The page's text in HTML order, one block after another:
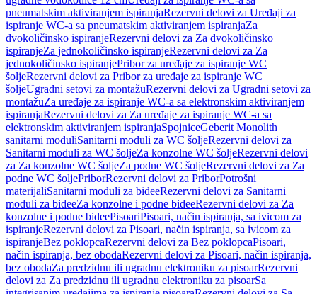
pneumatskim aktiviranjem ispiranjaRezervni delovi za Uređaji za
ispiranje WC-a sa pneumatskim aktiviranjem ispiranjaZa
dvokoličinsko ispiranjeRezervni delovi za Za dvokoličinsko
ispiranjeZa jednokoličinsko ispiranjeRezervni delovi za Za
jednokoličinsko ispiranjePribor za uređaje za ispiranje WC
šoljeRezervni delovi za Pribor za uređaje za ispiranje WC
šoljeUgradni setovi za montažuRezervni delovi za Ugradni setovi za
montažuZa uređaje za ispiranje WC-a sa elektronskim aktiviranjem
ispiranjaRezervni delovi za Za uređaje za ispiranje WC-a sa
elektronskim aktiviranjem ispiranjaSpojniceGeberit Monolith
sanitarni moduliSanitarni moduli za WC šoljeRezervni delovi za
Sanitarni moduli za WC šoljeZa konzolne WC šoljeRezervni delovi
za Za konzolne WC šoljeZa podne WC šoljeRezervni delovi za Za
podne WC šoljePriborRezervni delovi za PriborPotrošni
materijaliSanitarni moduli za bideeRezervni delovi za Sanitarni
moduli za bideeZa konzolne i podne bideeRezervni delovi za Za
konzolne i podne bideePisoariPisoari, način ispiranja, sa ivicom za
ispiranjeRezervni delovi za Pisoari, način ispiranja, sa ivicom za
ispiranjeBez poklopcaRezervni delovi za Bez poklopcaPisoari,
način ispiranja, bez obodaRezervni delovi za Pisoari, način ispiranja,
bez obodaZa predzidnu ili ugradnu elektroniku za pisoarRezervni
delovi za Za predzidnu ili ugradnu elektroniku za pisoarSa